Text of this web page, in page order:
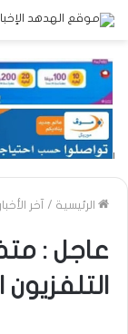
الرئيسية / آخر الأخبار
عاجل :
التلفزيون